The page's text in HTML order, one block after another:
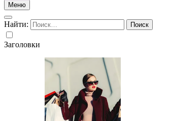
Меню
Найти:
Заголовки